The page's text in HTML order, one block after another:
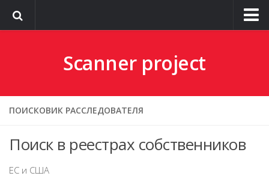
Scanner project
ПОИСКОВИК РАССЛЕДОВАТЕЛЯ
Поиск в реестрах собственников
ЕС и США